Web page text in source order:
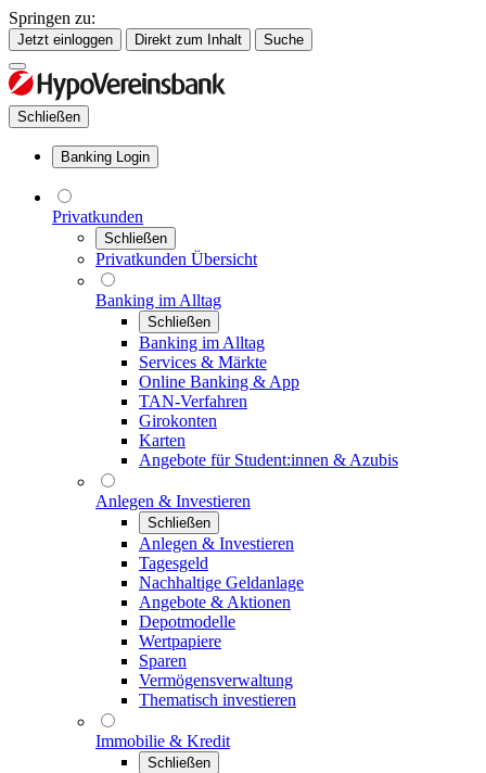
Springen zu:
Jetzt einloggen Direkt zum Inhalt Suche
Schließen
Banking Login
Privatkunden
Schließen
Privatkunden Übersicht
Banking im Alltag
Schließen
Banking im Alltag
Services & Märkte
Online Banking & App
TAN-Verfahren
Girokonten
Karten
Angebote für Student:innen & Azubis
Anlegen & Investieren
Schließen
Anlegen & Investieren
Tagesgeld
Nachhaltige Geldanlage
Angebote & Aktionen
Depotmodelle
Wertpapiere
Sparen
Vermögensverwaltung
Thematisch investieren
Immobilie & Kredit
Schließen